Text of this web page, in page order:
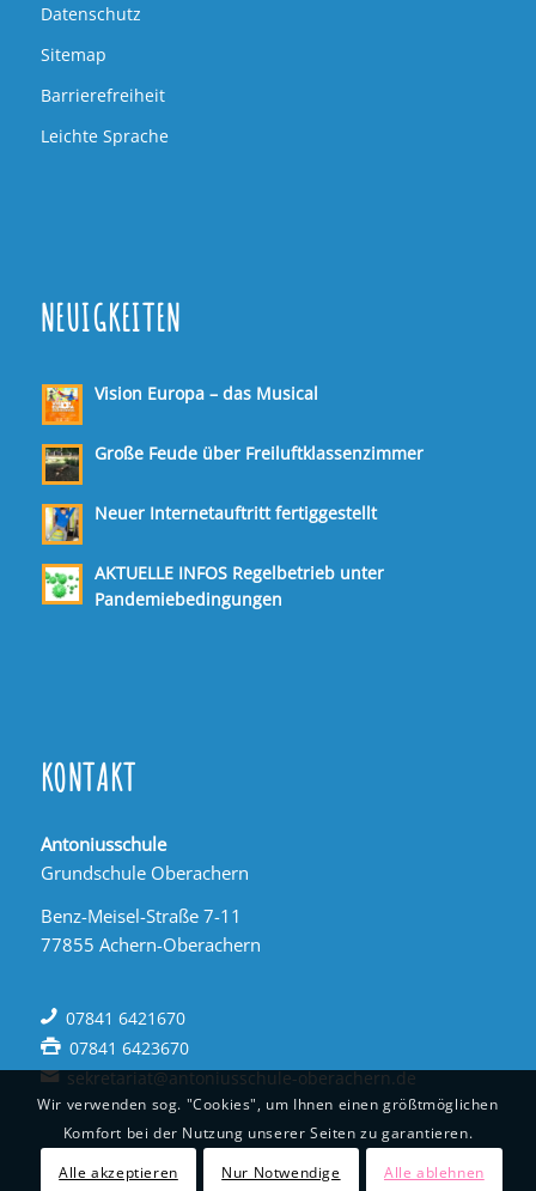
Datenschutz
Sitemap
Barrierefreiheit
Leichte Sprache
NEUIGKEITEN
Vision Europa – das Musical
Große Feude über Freiluftklassenzimmer
Neuer Internetauftritt fertiggestellt
AKTUELLE INFOS Regelbetrieb unter
Pandemiebedingungen
KONTAKT
Antoniusschule
Grundschule Oberachern
Benz-Meisel-Straße 7-11
77855 Achern-Oberachern
07841 6421670
07841 6423670
sekretariat@antoniusschule-oberachern.de
Wir verwenden sog. "Cookies", um Ihnen einen größtmöglichen
Komfort bei der Nutzung unserer Seiten zu garantieren.
Alle akzeptieren
Nur Notwendige Alle ablehnen